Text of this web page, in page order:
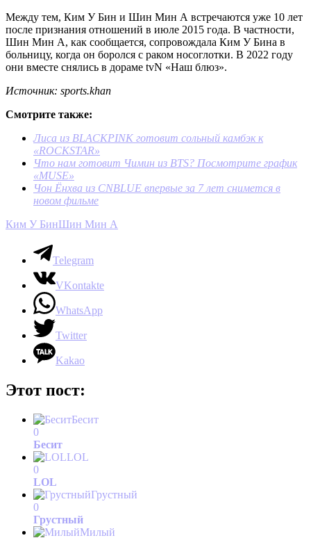
Между тем, Ким У Бин и Шин Мин А встречаются уже 10 лет
после признания отношений в июле 2015 года. В частности,
Шин Мин А, как сообщается, сопровождала Ким У Бина в
больницу, когда он боролся с раком носоглотки. В 2022 году
они вместе снялись в дораме tvN «Наш блюз».
Источник: sports.khan
Смотрите также:
Лиса из BLACKPINK готовит сольный камбэк к
«ROCKSTAR»
Что нам готовит Чимин из BTS? Посмотрите график
«MUSE»
Чон Ёнхва из CNBLUE впервые за 7 лет снимется в
новом фильме
Ким У БинШин Мин А
Telegram
VKontakte
WhatsApp
Twitter
Kakao
Этот пост:
Бесит
0
Бесит
LOL
0
LOL
Грустный
0
Грустный
Милый